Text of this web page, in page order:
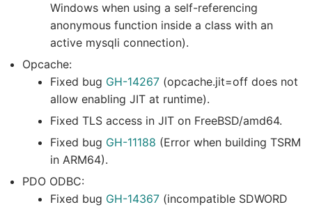
Windows when using a self-referencing
anonymous function inside a class with an
active mysqli connection).
Opcache:
Fixed bug GH-14267 (opcache.jit=off does not
allow enabling JIT at runtime).
Fixed TLS access in JIT on FreeBSD/amd64.
Fixed bug GH-11188 (Error when building TSRM
in ARM64).
PDO ODBC:
Fixed bug GH-14367 (incompatible SDWORD